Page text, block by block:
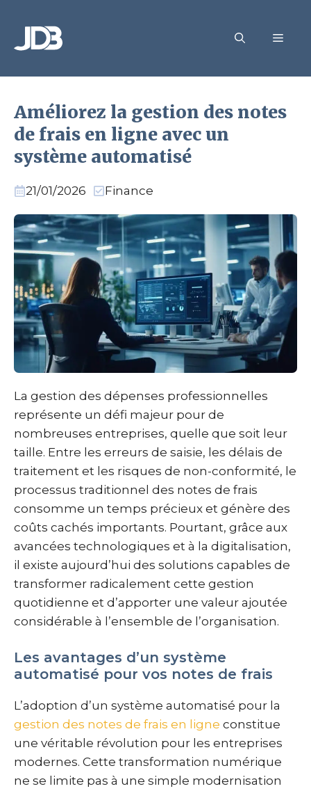
contenu
Améliorez la gestion des notes
de frais en ligne avec un
système automatisé
21/01/2026 Finance
La gestion des dépenses professionnelles
représente un défi majeur pour de
nombreuses entreprises, quelle que soit leur
taille. Entre les erreurs de saisie, les délais de
traitement et les risques de non-conformité, le
processus traditionnel des notes de frais
consomme un temps précieux et génère des
coûts cachés importants. Pourtant, grâce aux
avancées technologiques et à la digitalisation,
il existe aujourd’hui des solutions capables de
transformer radicalement cette gestion
quotidienne et d’apporter une valeur ajoutée
considérable à l’ensemble de l’organisation.
Les avantages d’un système
automatisé pour vos notes de frais
L’adoption d’un système automatisé pour la
gestion des notes de frais en ligne constitue
une véritable révolution pour les entreprises
modernes. Cette transformation numérique
ne se limite pas à une simple modernisation